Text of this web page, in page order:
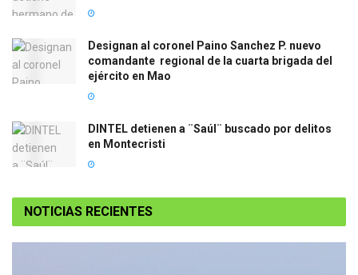
Designan al coronel Paino Sanchez P. nuevo
comandante regional de la cuarta brigada del
ejército en Mao
DINTEL detienen a ¨Saúl¨ buscado por delitos
en Montecristi
NOTICIAS RECIENTES